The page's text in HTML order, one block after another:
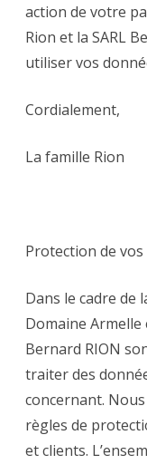
action de votre
Rion et la SARL
utiliser vos
Cordialement,
La famille Rion
Protection de
Dans le cadre de
Domaine Armelle
Bernard RION
traiter des
concernant.
règles de
et clients.